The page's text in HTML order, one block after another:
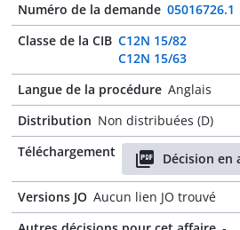
Numéro de la demande 05016726.1
Classe de la CIB C12N 15/82
C12N 15/63
Langue de la procédure Anglais
Distribution Non distribuées (D)
Téléchargement
Décision en
Versions JO Aucun lien JO trouvé